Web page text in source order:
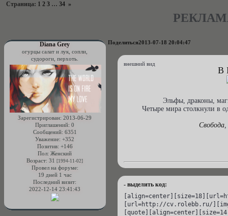
Страница: 1 2 3 … 34 »
Поделиться2013-07-18 20:04:47
Diana Grey
огурцы салат и лук, сопли,
судороги, перхоть.
Зарегистрирован: 2013-06-29
Приглашений: 0
Сообщений: 6351
Уважение: +352
Позитив: +146
Пол: Женский
Возраст: 31 [1994-11-02]
Провел на форуме:
19 дней 1 час
Последний визит:
2022-12-14 23:41:43
внешний вид
В
Эльфы, драконы,
Четыре мира столкнули в
Свобода,
- выделить код:
[url=http://cv.rolebb.ru/